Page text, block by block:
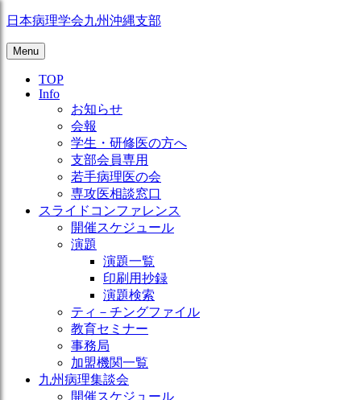
Skip
content
日本病理学会九州沖縄支部
Menu
TOP
Info
お知らせ
会報
学生・研修医の方へ
支部会員専用
若手病理医の会
専攻医相談窓口
スライドコンファレンス
開催スケジュール
演題
演題一覧
印刷用抄録
演題検索
ティ－チングファイル
教育セミナー
事務局
加盟機関一覧
九州病理集談会
開催スケジュール